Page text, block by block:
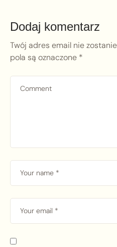
Dodaj komentarz
Twój adres email nie
pola są oznaczone *